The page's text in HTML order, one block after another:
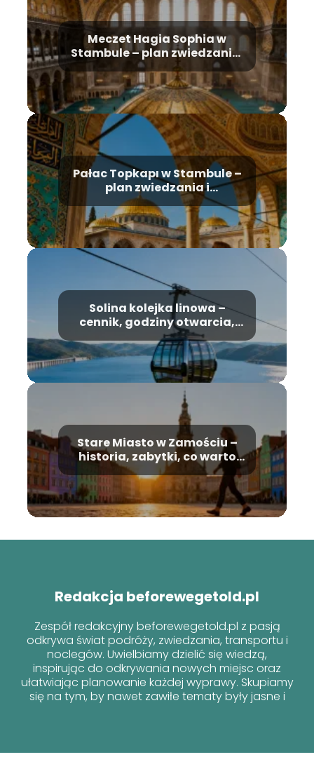
Meczet Hagia Sophia w
Stambule – plan zwiedzania,
historia, bilety
Pałac Topkapı w Stambule –
plan zwiedzania i
najważniejsze atrakcje
Solina kolejka linowa –
cennik, godziny otwarcia,
informacje
Stare Miasto w Zamościu –
historia, zabytki, co warto
zobaczyć?
Redakcja beforewegetold.pl
Zespół redakcyjny beforewegetold.pl z pasją
odkrywa świat podróży, zwiedzania, transportu i
noclegów. Uwielbiamy dzielić się wiedzą,
inspirując do odkrywania nowych miejsc oraz
ułatwiając planowanie każdej wyprawy. Skupiamy
się na tym, by nawet zawiłe tematy były jasne i